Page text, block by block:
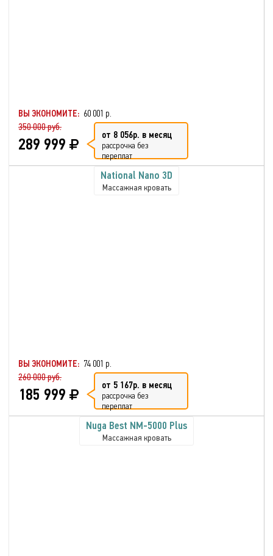
ВЫ ЭКОНОМИТЕ: 60 001 р.
350 000 руб.
289 999 от 8 056р. в месяц
рассрочка без
переплат
National Nano 3D
Массажная кровать
ВЫ ЭКОНОМИТЕ: 74 001 р.
260 000 руб.
185 999 от 5 167р. в месяц
рассрочка без
переплат
Nuga Best NM-5000 Plus
Массажная кровать